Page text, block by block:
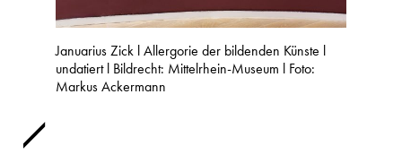
Januarius Zick l Allergorie der bildenden Künste l
undatiert l Bildrecht: Mittelrhein-Museum l Foto:
Markus Ackermann